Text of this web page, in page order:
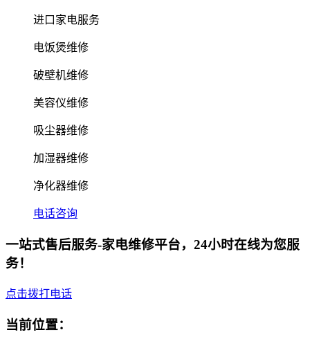
进口家电服务
电饭煲维修
破壁机维修
美容仪维修
吸尘器维修
加湿器维修
净化器维修
电话咨询
一站式售后服务-家电维修平台，24小时在线为您服
务！
点击拨打电话
当前位置：